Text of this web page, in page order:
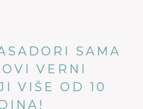
SAMA
VERNI
VIŠE OD 10